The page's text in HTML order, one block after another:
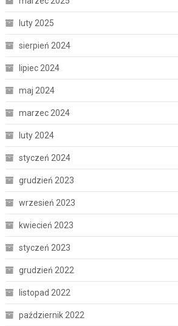
luty 2025
sierpień 2024
lipiec 2024
maj 2024
marzec 2024
luty 2024
styczeń 2024
grudzień 2023
wrzesień 2023
kwiecień 2023
styczeń 2023
grudzień 2022
listopad 2022
październik 2022